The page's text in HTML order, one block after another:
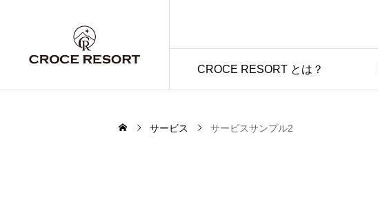
CROCE RESORT とは？
サービス サービスサンプル2